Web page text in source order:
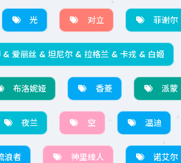
光 对立 菲谢尔
爱丽丝 & 坦尼尔 & 拉格兰 & 卡戎 & 白姬
布洛妮娅 香菱 派蒙
夜兰 空 温迪
浪者 神里绫人 诺艾尔